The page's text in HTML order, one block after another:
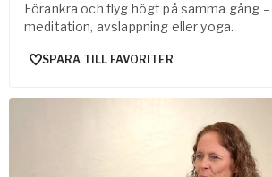
Förankra och flyg högt på samma gång
meditation, avslappning eller yoga.
SPARA TILL FAVORITER